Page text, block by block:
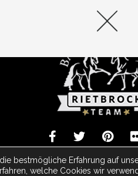
Meets Classic Made With -
bestmögliche Erfahrung auf
welche Cookies wir